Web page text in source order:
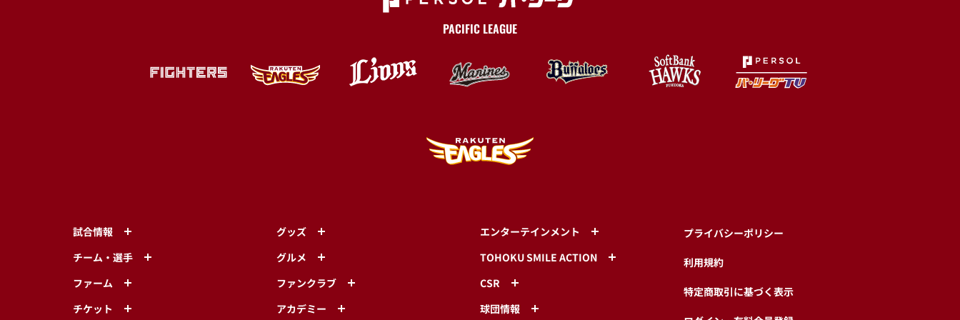
PACIFIC LEAGUE
試合情報
チーム・選手
ファーム
チケット
グッズ
グルメ
ファンクラブ
アカデミー
エンターテインメント
TOHOKU SMILE ACTION
CSR
球団情報
プライバシーポリシー
利用規約
特定商取引に基づく表示